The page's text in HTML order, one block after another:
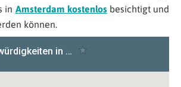
in Amsterdam kostenlosbesichtigt und
können.